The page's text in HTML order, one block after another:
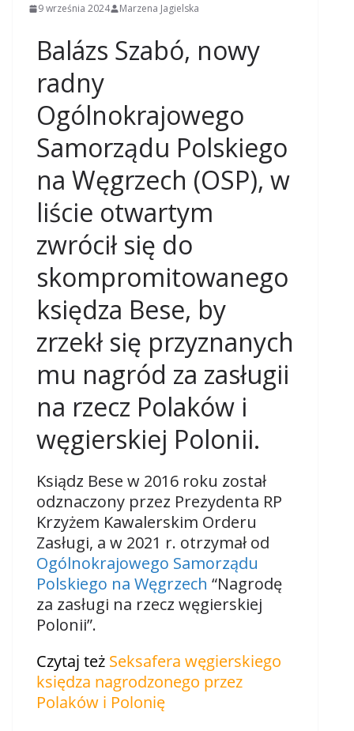
9 września 2024 Marzena Jagielska
Balázs Szabó, nowy
radny
Ogólnokrajowego
Samorządu Polskiego
na Węgrzech (OSP), w
liście otwartym
zwrócił się do
skompromitowanego
księdza Bese, by
zrzekł się przyznanych
mu nagród za zasługii
na rzecz Polaków i
węgierskiej Polonii.
Ksiądz Bese w 2016 roku został
odznaczony przez Prezydenta RP
Krzyżem Kawalerskim Orderu
Zasługi, a w 2021 r. otrzymał od
Ogólnokrajowego Samorządu
Polskiego na Węgrzech “Nagrodę
za zasługi na rzecz węgierskiej
Polonii”.
Czytaj też Seksafera węgierskiego
księdza nagrodzonego przez
Polaków i Polonię